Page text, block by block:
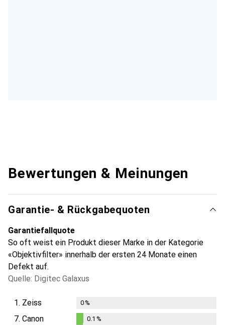
Bewertungen & Meinungen
Garantie- & Rückgabequoten
Garantiefallquote
So oft weist ein Produkt dieser Marke in der Kategorie
«Objektivfilter» innerhalb der ersten 24 Monate einen
Defekt auf.
Quelle: Digitec Galaxus
1. Zeiss 0%
7. Canon 0.1 %